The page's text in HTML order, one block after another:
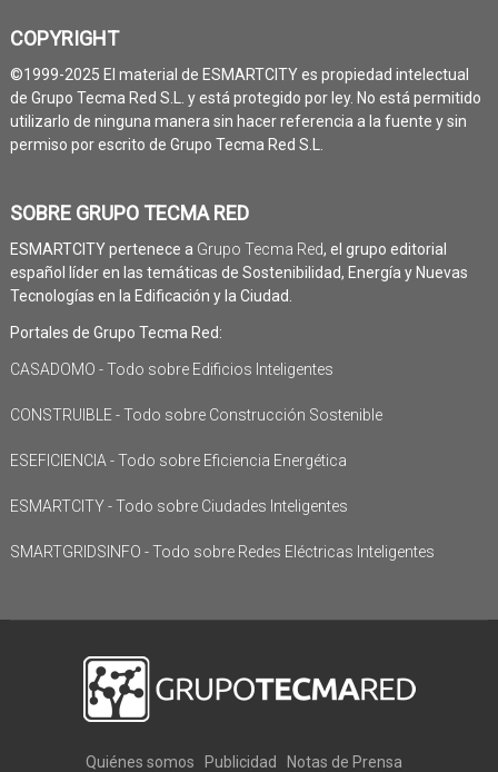
COPYRIGHT
©1999-2025 El material de ESMARTCITY es propiedad intelectual
de Grupo Tecma Red S.L. y está protegido por ley. No está permitido
utilizarlo de ninguna manera sin hacer referencia a la fuente y sin
permiso por escrito de Grupo Tecma Red S.L.
SOBRE GRUPO TECMA RED
ESMARTCITY pertenece a Grupo Tecma Red, el grupo editorial
español líder en las temáticas de Sostenibilidad, Energía y Nuevas
Tecnologías en la Edificación y la Ciudad.
Portales de Grupo Tecma Red:
CASADOMO - Todo sobre Edificios Inteligentes
CONSTRUIBLE - Todo sobre Construcción Sostenible
ESEFICIENCIA - Todo sobre Eficiencia Energética
ESMARTCITY - Todo sobre Ciudades Inteligentes
SMARTGRIDSINFO - Todo sobre Redes Eléctricas Inteligentes
Quiénes somos Publicidad Notas de Prensa